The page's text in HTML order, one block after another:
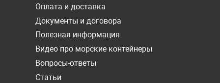
Оплата и доставка
Документы и договора
Полезная информация
Видео про морские контейнеры
Вопросы-ответы
Статьи